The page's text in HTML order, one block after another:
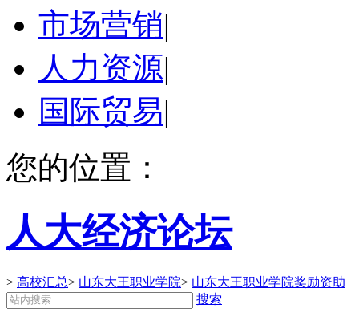
市场营销|
人力资源|
国际贸易|
您的位置：
人大经济论坛
> 高校汇总> 山东大王职业学院> 山东大王职业学院奖励资助
搜索